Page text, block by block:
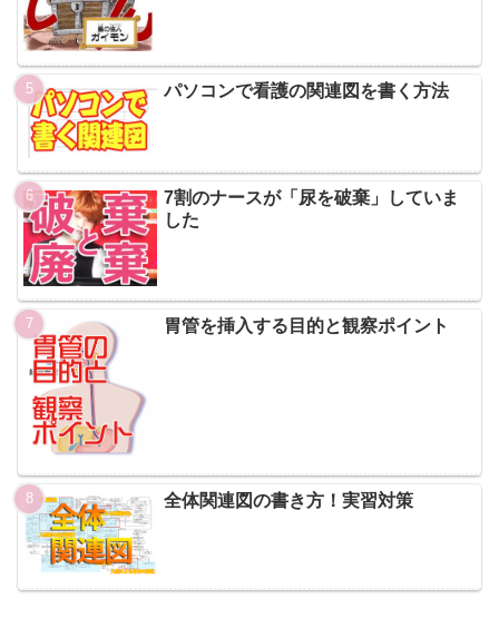
パソコンで看護の関連図を書く方法
7割のナースが「尿を破棄」していま
した
胃管を挿入する目的と観察ポイント
全体関連図の書き方！実習対策